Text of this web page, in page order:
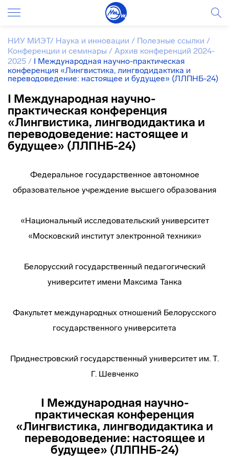
НИУ МИЭТ/ Наука и инновации / Полезные ссылки /
Конференции и семинары / Архив конференций 2024-
2025 / I Международная научно-практическая
конференция «Лингвистика, лингводидактика и
переводоведение: настоящее и будущее» (ЛЛПНБ-24)
I Международная научно-
практическая конференция
«Лингвистика, лингводидактика и
переводоведение: настоящее и
будущее» (ЛЛПНБ-24)
Федеральное государственное автономное
образовательное учреждение высшего образования
«Национальный исследовательский университет
«Московский институт электронной техники»
Белорусский государственный педагогический
университет имени Максима Танка
Факультет международных отношений Белорусского
государственного университета
Приднестровский государственный университет им. Т.
Г. Шевченко
I Международная научно-
практическая конференция
«Лингвистика, лингводидактика и
переводоведение: настоящее и
будущее» (ЛЛПНБ-24)